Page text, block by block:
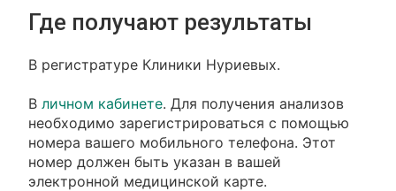
Где получают результаты
В регистратуре Клиники Нуриевых.
Вличном кабинете. Для получения анализов
необходимо зарегистрироваться с помощью
номера вашего мобильного телефона. Этот
номер должен быть указан в вашей
электронной медицинской карте.